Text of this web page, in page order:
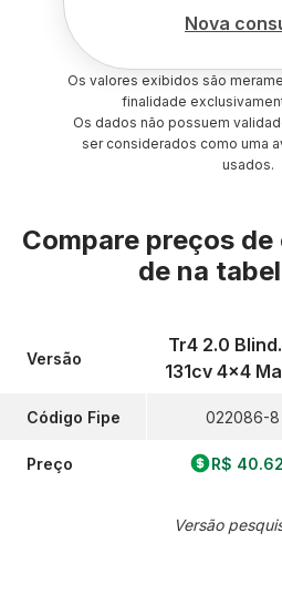
Nova
Os valores exibidos são
finalidade
Os dados não possuem
ser considerados como uma
usados.
Compare preços
de na
Versão
Código Fipe
Preço
Tr4 2.0
131cv 4x4
022086-8
R$
Versão